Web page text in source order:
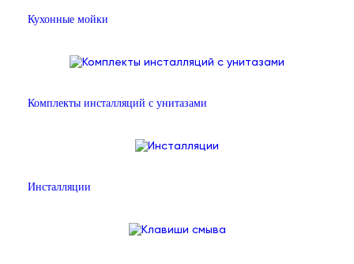
Кухонные мойки
Комплекты инсталляций с унитазами
Инсталляции